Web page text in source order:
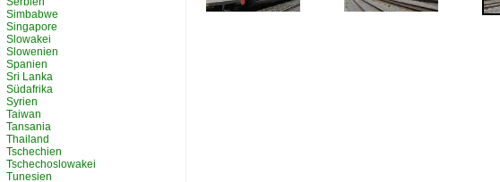
Simbabwe
Singapore
Slowakei
Slowenien
Spanien
Sri Lanka
Südafrika
Syrien
Taiwan
Tansania
Thailand
Tschechien
Tschechoslowakei
Tunesien